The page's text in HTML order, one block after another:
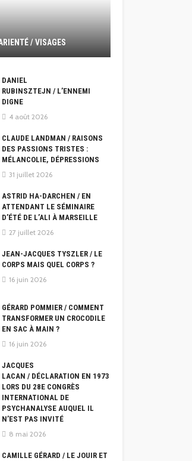
/ VISAGES
DANIEL
RUBINSZTEJN / L’ENNEMI
DIGNE
4 août 2026
CLAUDE LANDMAN / RAISONS
DES PASSIONS TRISTES :
MÉLANCOLIE, DÉPRESSIONS
31 juillet 2026
ASTRID HA-DARCHEN / EN
ATTENDANT LE SÉMINAIRE
D’ÉTÉ DE L’ALI À MARSEILLE
27 juillet 2026
JEAN-JACQUES TYSZLER / LE
CORPS MAIS QUEL CORPS ?
16 juin 2026
GÉRARD POMMIER / COMMENT
TRANSFORMER UN CROCODILE
EN SAC À MAIN ?
16 juin 2026
JACQUES
LACAN / DÉCLARATION EN 1973
LORS DU 28E CONGRÈS
INTERNATIONAL DE
PSYCHANALYSE AUQUEL IL
N’EST PAS INVITÉ
8 mai 2026
CAMILLE GÉRARD / LE JOUIR ET